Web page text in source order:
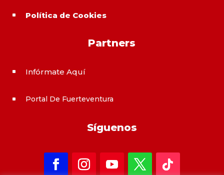
^ Política de Cookies
Partners
^ Infórmate Aquí
^ Portal De Fuerteventura
Síguenos